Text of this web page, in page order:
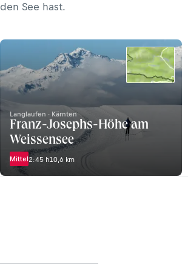
den See hast.
Langlaufen · Kärnten
Franz-Josephs-Höhe am
Weissensee
Mittel2:45 h10,6 km